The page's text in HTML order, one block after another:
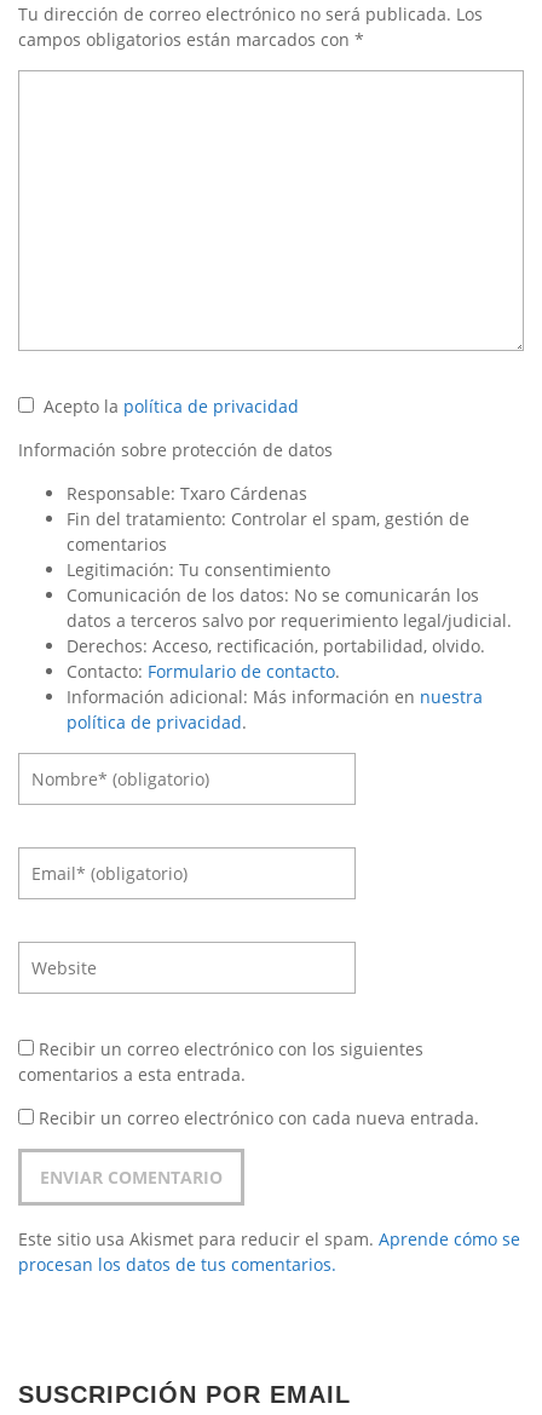
Tu dirección de correo electrónico no será publicada. Los
campos obligatorios están marcados con *
Acepto la política de privacidad
Información sobre protección de datos
Responsable: Txaro Cárdenas
Fin del tratamiento: Controlar el spam, gestión de
comentarios
Legitimación: Tu consentimiento
Comunicación de los datos: No se comunicarán los
datos a terceros salvo por requerimiento legal/judicial.
Derechos: Acceso, rectificación, portabilidad, olvido.
Contacto: Formulario de contacto.
Información adicional: Más información en nuestra
política de privacidad.
Recibir un correo electrónico con los siguientes
comentarios a esta entrada.
Recibir un correo electrónico con cada nueva entrada.
Este sitio usa Akismet para reducir el spam. Aprende cómo se
procesan los datos de tus comentarios.
SUSCRIPCIÓN POR EMAIL